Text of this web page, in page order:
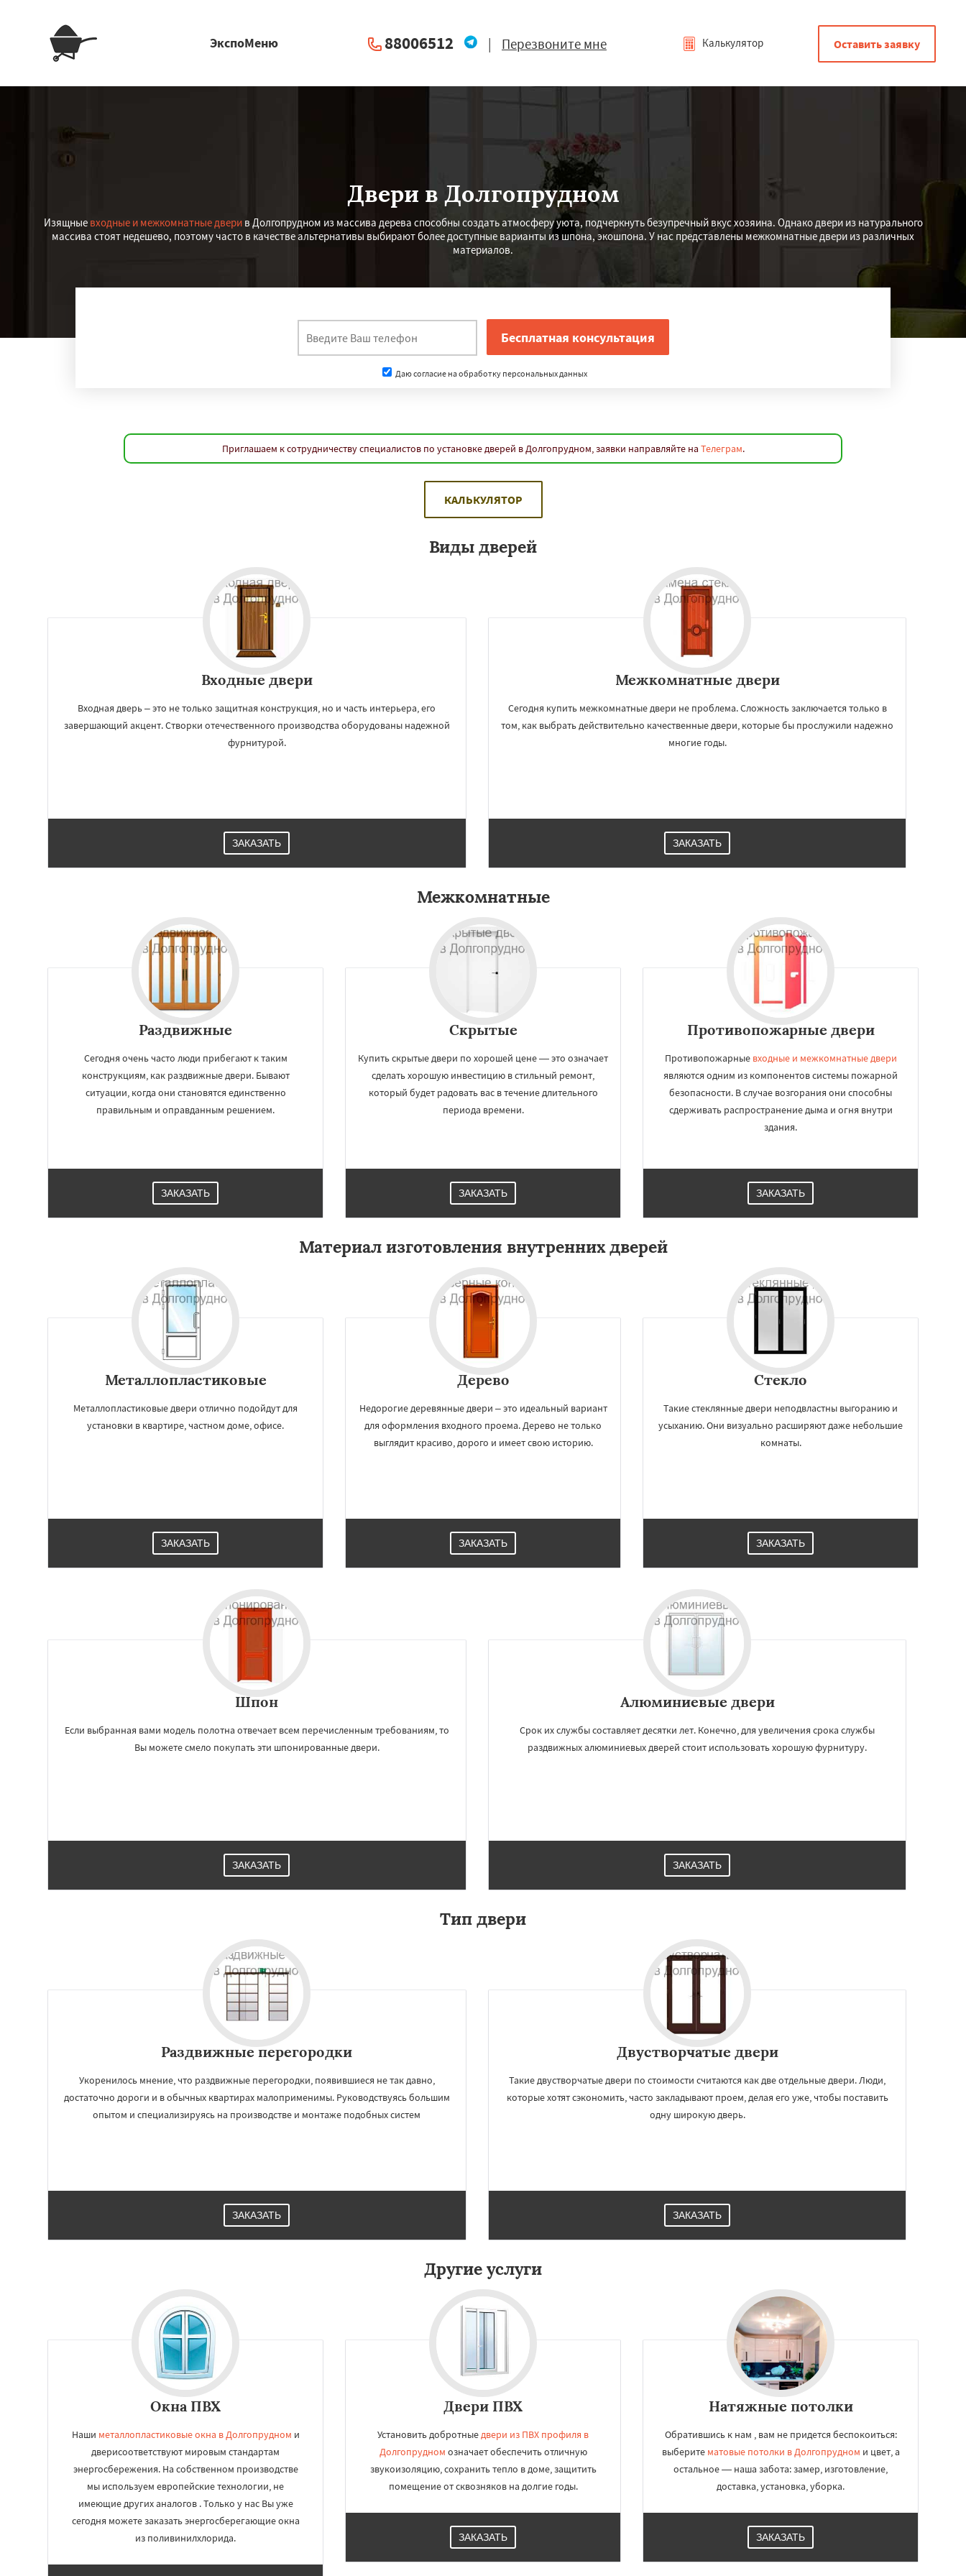
Работаем по
Зарайск Звенигород
Истра Кашира Клин
Кубинка
Пересвет
ЭкспоМеню 88006512 | Перезвоните мне Калькулятор Оставить заявку
Двери в Долгопрудном
Изящные входные и межкомнатные дверив Долгопрудном из массива дерева способны создать атмосферу уюта, подчеркнуть безупречный вкус хозяина. Однако двери из натурального
массива стоят недешево, поэтому часто в качестве альтернативы выбирают более доступные варианты из шпона, экошпона. У нас представлены межкомнатные двери из различных
материалов.
Даю согласие на обработку персональных данных
Приглашаем к сотрудничеству специалистов по установке дверей в Долгопрудном, заявки направляйте на Телеграм.
КАЛЬКУЛЯТОР
Виды дверей
Входные двери
Входная дверь – это не только защитная конструкция, но и часть интерьера, его
завершающий акцент. Створки отечественного производства оборудованы надежной
фурнитурой.
ЗАКАЗАТЬ
Межкомнатные двери
Сегодня купить межкомнатные двери не проблема. Сложность заключается только в
том, как выбрать действительно качественные двери, которые бы прослужили надежно
многие годы.
ЗАКАЗАТЬ
Межкомнатные
Раздвижные
Сегодня очень часто люди прибегают к таким
конструкциям, как раздвижные двери. Бывают
ситуации, когда они становятся единственно
правильным и оправданным решением.
ЗАКАЗАТЬ
Скрытые
Купить скрытые двери по хорошей цене — это означает
сделать хорошую инвестицию в стильный ремонт,
который будет радовать вас в течение длительного
периода времени.
ЗАКАЗАТЬ
Противопожарные двери
Противопожарные входные и межкомнатные двери
являются одним из компонентов системы пожарной
безопасности. В случае возгорания они способны
сдерживать распространение дыма и огня внутри
здания.
ЗАКАЗАТЬ
Материал изготовления внутренних дверей
Металлопластиковые
Металлопластиковые двери отлично подойдут для
установки в квартире, частном доме, офисе.
ЗАКАЗАТЬ
Дерево
Недорогие деревянные двери – это идеальный вариант
для оформления входного проема. Дерево не только
выглядит красиво, дорого и имеет свою историю.
ЗАКАЗАТЬ
Стекло
Такие стеклянные двери неподвластны выгоранию и
усыханию. Они визуально расширяют даже небольшие
комнаты.
ЗАКАЗАТЬ
Шпон
Если выбранная вами модель полотна отвечает всем перечисленным требованиям, то
Вы можете смело покупать эти шпонированные двери.
ЗАКАЗАТЬ
Алюминиевые двери
Срок их службы составляет десятки лет. Конечно, для увеличения срока службы
раздвижных алюминиевых дверей стоит использовать хорошую фурнитуру.
ЗАКАЗАТЬ
Тип двери
Раздвижные перегородки
Укоренилось мнение, что раздвижные перегородки, появившиеся не так давно,
достаточно дороги и в обычных квартирах малоприменимы. Руководствуясь большим
опытом и специализируясь на производстве и монтаже подобных систем
ЗАКАЗАТЬ
Двустворчатые двери
Такие двустворчатые двери по стоимости считаются как две отдельные двери. Люди,
которые хотят сэкономить, часто закладывают проем, делая его уже, чтобы поставить
одну широкую дверь.
ЗАКАЗАТЬ
Другие услуги
Окна ПВХ
Наши металлопластиковые окна в Долгопрудном и
дверисоответствуют мировым стандартам
энергосбережения. На собственном производстве
мы используем европейские технологии, не
имеющие других аналогов . Только у нас Вы уже
сегодня можете заказать энергосберегающие окна
из поливинилхлорида.
Двери ПВХ
Установить добротныедвери из ПВХ профиля в
Долгопрудном означает обеспечить отличную
звукоизоляцию, сохранить тепло в доме, защитить
помещение от сквозняков на долгие годы.
ЗАКАЗАТЬ
Натяжные потолки
Обратившись к нам , вам не придется беспокоиться:
выберите матовые потолки в Долгопрудном и цвет, а
остальное — наша забота: замер, изготовление,
доставка, установка, уборка.
ЗАКАЗАТЬ
УЗНАТЬ ПОДРОБНЕЕ
Даю согласие на обработку персональных данных